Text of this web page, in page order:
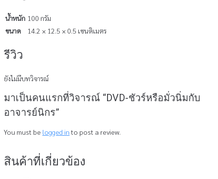
น้ำหนัก 100 กรัม
ขนาด
14.2 × 12.5 × 0.5 เซนติเมตร
รีวิว
ยังไม่มีบทวิจารณ์
มาเป็นคนแรกที่วิจารณ์ “DVD-ชัวร์หรือมั่วนิ่มกับ
อาจารย์นิกร”
You must be logged into post a review.
สินค้าที่เกี่ยวข้อง